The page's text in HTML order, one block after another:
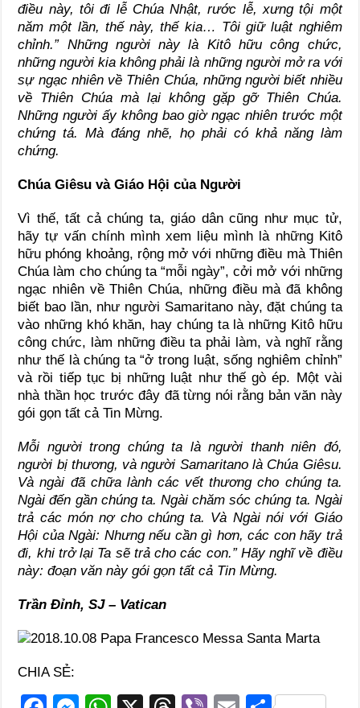
điều này, tôi đi lễ Chúa Nhật, rước lễ, xưng tội một
năm một lần, thế này, thế kia… Tôi giữ luật nghiêm
chỉnh.” Những người này là Kitô hữu công chức,
những người kia không phải là những người mở ra với
sự ngạc nhiên về Thiên Chúa, những người biết nhiều
về Thiên Chúa mà lại không gặp gỡ Thiên Chúa.
Những người ấy không bao giờ ngạc nhiên trước một
chứng tá. Mà đáng nhẽ, họ phải có khả năng làm
chứng.
Chúa Giêsu và Giáo Hội của Người
Vì thế, tất cả chúng ta, giáo dân cũng như mục tử,
hãy tự vấn chính mình xem liệu mình là những Kitô
hữu phóng khoảng, rộng mở với những điều mà Thiên
Chúa làm cho chúng ta “mỗi ngày”, cởi mở với những
ngạc nhiên về Thiên Chúa, những điều mà đã không
biết bao lần, như người Samaritano này, đặt chúng ta
vào những khó khăn, hay chúng ta là những Kitô hữu
công chức, làm những điều ta phải làm, và nghĩ rằng
như thế là chúng ta “ở trong luật, sống nghiêm chỉnh”
và rồi tiếp tục bị những luật như thế gò ép. Một vài
nhà thần học trước đây đã từng nói rằng bản văn này
gói gọn tất cả Tin Mừng.
Mỗi người trong chúng ta là người thanh niên đó,
người bị thương, và người Samaritano là Chúa Giêsu.
Và ngài đã chữa lành các vết thương cho chúng ta.
Ngài đến gần chúng ta. Ngài chăm sóc chúng ta. Ngài
trả các món nợ cho chúng ta. Và Ngài nói với Giáo
Hội của Ngài: Nhưng nếu cần gì hơn, các con hãy trả
đi, khi trở lại Ta sẽ trả cho các con.” Hãy nghĩ về điều
này: đoạn văn này gói gọn tất cả Tin Mừng.
Trần Đỉnh, SJ – Vatican
CHIA SẺ: